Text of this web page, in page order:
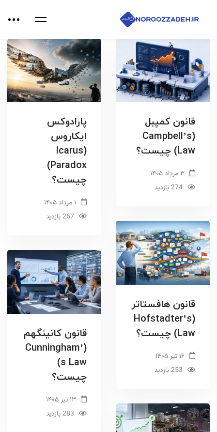
قانون کمپبل
(Campbell’s
Law) چیست؟
274 بازدید
پارادوکس
ایکاروس
(Icarus
Paradox)
چیست؟
267 بازدید
قانون هافستاتر
(Hofstadter’s
Law) چیست؟
253 بازدید
قانون کانینگهم
(Cunningham’
s Law)
چیست؟
283 بازدید